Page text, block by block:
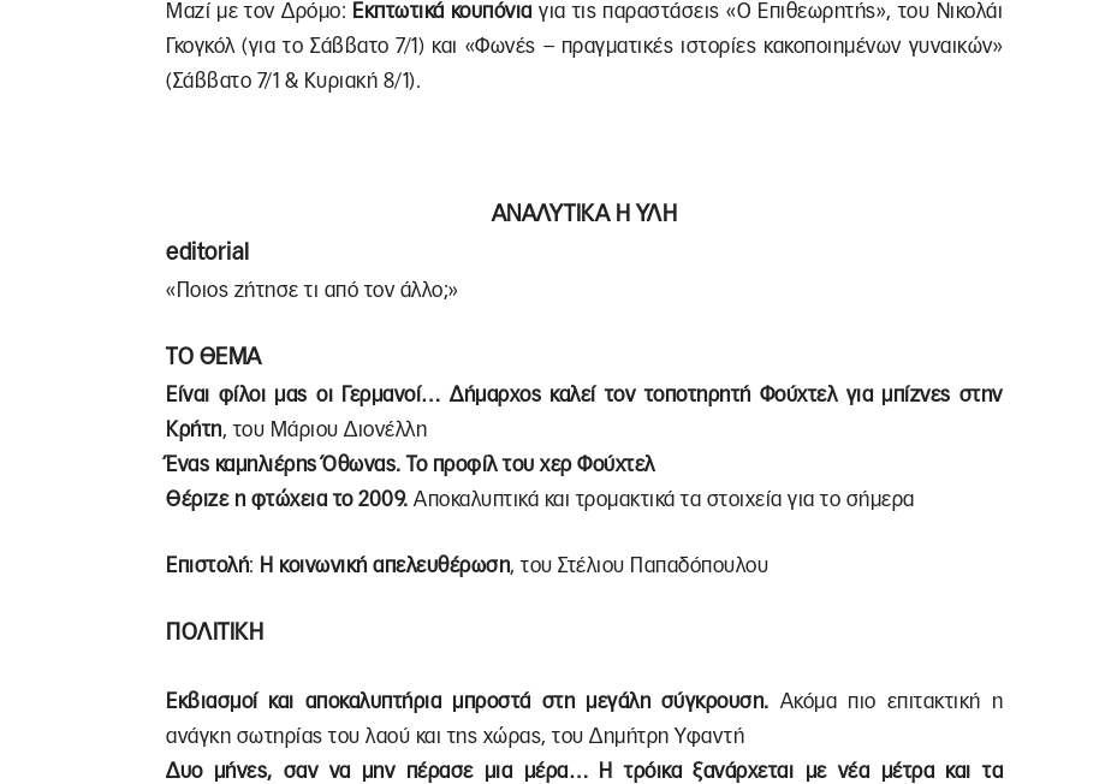
Μαζί με τον Δρόμο: Εκπτωτικά κουπόνια για τις παραστάσεις «Ο Επιθεωρητής», του Νικολάι
Γκογκόλ (για το Σάββατο 7/1) και «Φωνές – πραγματικές ιστορίες κακοποιημένων γυναικών»
(Σάββατο 7/1 & Κυριακή 8/1).
ΑΝΑΛΥΤΙΚΑ Η ΥΛΗ
editorial
«Ποιος ζήτησε τι από τον άλλο;»
ΤΟ ΘΕΜΑ
Είναι φίλοι μας οι Γερμανοί… Δήμαρχος καλεί τον τοποτηρητή Φούχτελ για μπίζνες στην
Κρήτη, του Μάριου Διονέλλη
Ένας καμηλιέρης Όθωνας. Το προφίλ του χερ Φούχτελ
Θέριζε η φτώχεια το 2009. Αποκαλυπτικά και τρομακτικά τα στοιχεία για το σήμερα
Επιστολή: Η κοινωνική απελευθέρωση, του Στέλιου Παπαδόπουλου
ΠΟΛΙΤΙΚΗ
Εκβιασμοί και αποκαλυπτήρια μπροστά στη μεγάλη σύγκρουση. Ακόμα πιο επιτακτική η
ανάγκη σωτηρίας του λαού και της χώρας, του Δημήτρη Υφαντή
Δυο μήνες, σαν να μην πέρασε μια μέρα… Η τρόικα ξανάρχεται με νέα μέτρα και τα